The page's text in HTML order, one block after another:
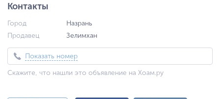
Контакты
Город
Назрань
Продавец
Зелимхан
Показать номер
Скажите, что нашли это объявление на Хоам.ру